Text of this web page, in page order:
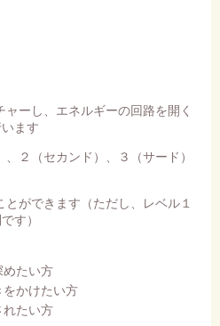
ーし、エネルギーの回路を開く
ます
２（セカンド）、３（サード）
ができます（ただし、レベル１
す）
めたい方
をかけたい方
れたい方